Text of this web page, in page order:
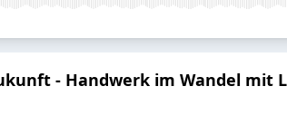
- Handwerk im Wandel mit